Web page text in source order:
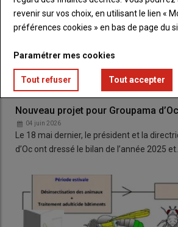
Nouveau projet pour Groupama d’Oc
04 juin 2026
Le 18 mai dernier, le président et la
d’Oc ont dressé le bilan de l’année 2025 et…
revenir sur vos choix, en utilisant le lien «
préférences cookies » en bas de page du
Paramétrer mes cookies
Tout refuser Tout accepter